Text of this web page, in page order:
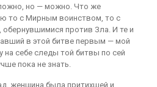
но — можно. Что же
то с Мирным воинством, то с
против Зла. И те и
в этой битве первым — мой
на себе следы той битвы по сей
пока не знать.
женщина была притихшей и